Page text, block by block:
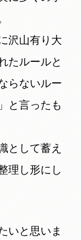
沢山有り大
たルールと
らないルー
と言ったも
として蓄え
理し形にし
いと思いま